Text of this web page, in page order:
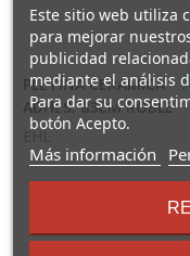
PLETINA CERAMICA
ADHES. 83CM ROBLE
EHL
Este sitio web utiliza
para mejorar
publicidad
mediante el análisis
Para dar su
botón Acepto.
Más información